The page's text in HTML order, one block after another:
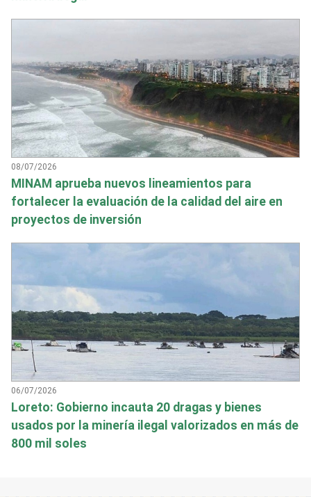
08/07/2026
MINAM aprueba nuevos lineamientos para
fortalecer la evaluación de la calidad del aire en
proyectos de inversión
06/07/2026
Loreto: Gobierno incauta 20 dragas y bienes
usados por la minería ilegal valorizados en más de
800 mil soles